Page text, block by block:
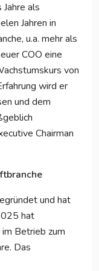
als
Jahren in
u.a. mehr als
COO eine
von
wird er
und dem
Chairman
und hat
hat
Betrieb zum
Das